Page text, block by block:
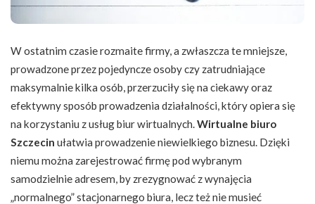
W ostatnim czasie rozmaite firmy, a zwłaszcza te mniejsze,
prowadzone przez pojedyncze osoby czy zatrudniające
maksymalnie kilka osób, przerzuciły się na ciekawy oraz
efektywny sposób prowadzenia działalności, który opiera się
na korzystaniu z usług biur wirtualnych. Wirtualne biuro
Szczecin ułatwia prowadzenie niewielkiego biznesu. Dzięki
niemu można zarejestrować firmę pod wybranym
samodzielnie adresem, by zrezygnować z wynajęcia
„normalnego” stacjonarnego biura, lecz też nie musieć